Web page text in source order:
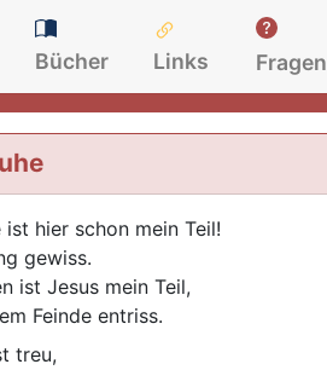
Bücher Links Fragen
ist hier schon mein Teil!
gewiss.
ist Jesus mein Teil,
Feinde entriss.
treu,